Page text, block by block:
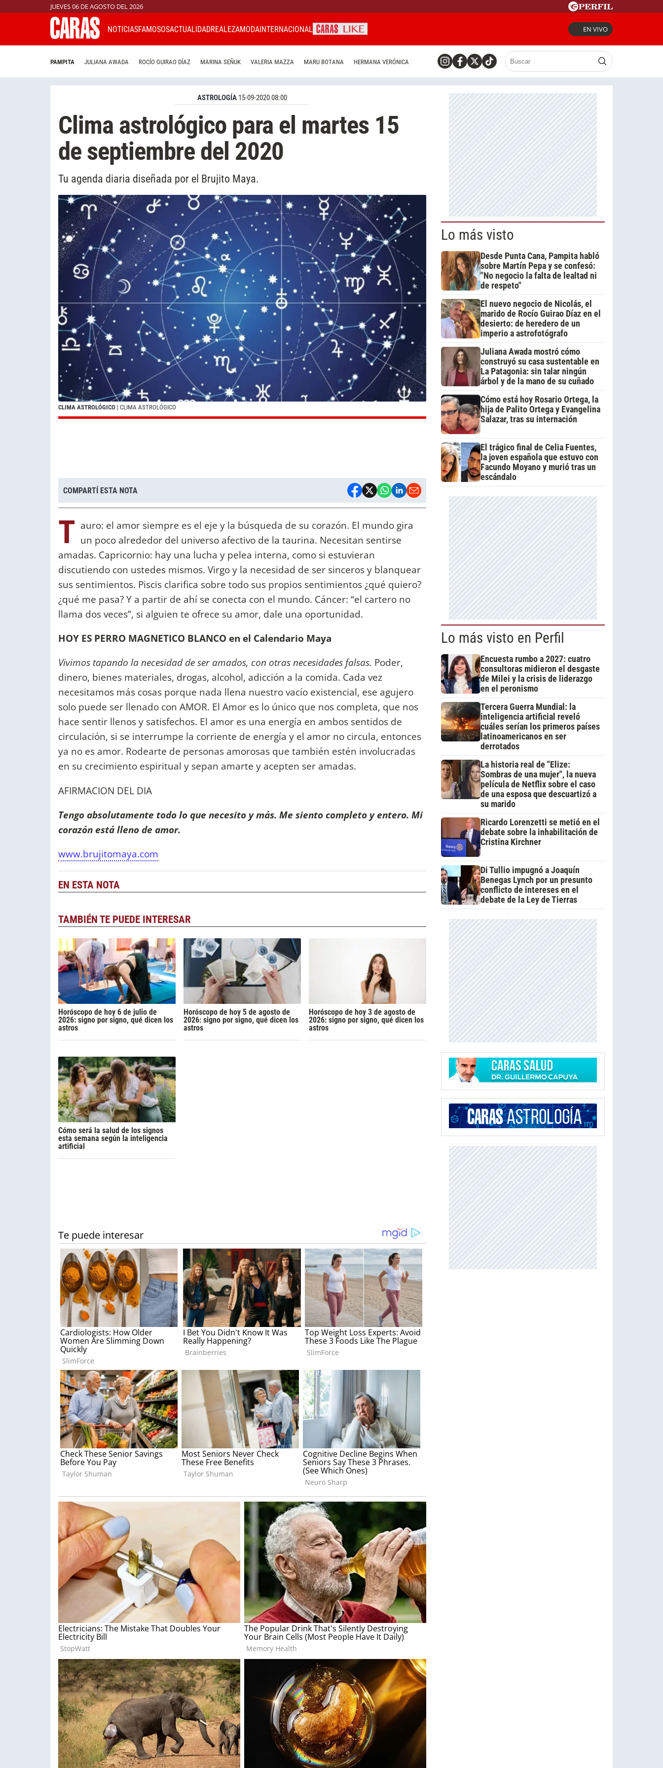
JUEVES 06 DE AGOSTO DEL 2026
NOTICIASFAMOSOSACTUALIDADREALEZAMODAINTERNACIONAL EN VIVO
PAMPITA JULIANA AWADA ROCÍO GUIRAO DÍAZ MARINA SEÑUK VALERIA MAZZA MARU BOTANA HERMANA VERÓNICA
ASTROLOGÍA 15-09-2020 08:00
Clima astrológico para el martes 15
de septiembre del 2020
Tu agenda diaria diseñada por el Brujito Maya.
CLIMA ASTROLÓGICO | CLIMA ASTROLÓGICO
COMPARTÍ ESTA NOTA
T auro: el amor siempre es el eje y la búsqueda de su corazón. El mundo gira
un poco alrededor del universo afectivo de la taurina. Necesitan sentirse
amadas. Capricornio: hay una lucha y pelea interna, como si estuvieran
discutiendo con ustedes mismos. Virgo y la necesidad de ser sinceros y blanquear
sus sentimientos. Piscis clarifica sobre todo sus propios sentimientos ¿qué quiero?
¿qué me pasa? Y a partir de ahí se conecta con el mundo. Cáncer: “el cartero no
llama dos veces”, si alguien te ofrece su amor, dale una oportunidad.
HOY ES PERRO MAGNETICO BLANCO en el Calendario Maya
Vivimos tapando la necesidad de ser amados, con otras necesidades falsas. Poder,
dinero, bienes materiales, drogas, alcohol, adicción a la comida. Cada vez
necesitamos más cosas porque nada llena nuestro vacío existencial, ese agujero
solo puede ser llenado con AMOR. El Amor es lo único que nos completa, que nos
hace sentir llenos y satisfechos. El amor es una energía en ambos sentidos de
circulación, si se interrumpe la corriente de energía y el amor no circula, entonces
ya no es amor. Rodearte de personas amorosas que también estén involucradas
en su crecimiento espiritual y sepan amarte y acepten ser amadas.
AFIRMACION DEL DIA
Tengo absolutamente todo lo que necesito y más. Me siento completo y entero. Mi
corazón está lleno de amor.
www.brujitomaya.com
EN ESTA NOTA
TAMBIÉN TE PUEDE INTERESAR
Horóscopo de hoy 6 de julio de
2026: signo por signo, qué dicen los
astros
Horóscopo de hoy 5 de agosto de
2026: signo por signo, qué dicen los
astros
Horóscopo de hoy 3 de agosto de
2026: signo por signo, qué dicen los
astros
Cómo será la salud de los signos
esta semana según la inteligencia
artificial
Lo más visto
Desde Punta Cana, Pampita habló
sobre Martín Pepa y se confesó:
"No negocio la falta de lealtad ni
de respeto"
El nuevo negocio de Nicolás, el
marido de Rocío Guirao Díaz en el
desierto: de heredero de un
imperio a astrofotógrafo
Juliana Awada mostró cómo
construyó su casa sustentable en
La Patagonia: sin talar ningún
árbol y de la mano de su cuñado
Cómo está hoy Rosario Ortega, la
hija de Palito Ortega y Evangelina
Salazar, tras su internación
El trágico final de Celia Fuentes,
la joven española que estuvo con
Facundo Moyano y murió tras un
escándalo
Lo más visto en Perfil
Encuesta rumbo a 2027: cuatro
consultoras midieron el desgaste
de Milei y la crisis de liderazgo
en el peronismo
Tercera Guerra Mundial: la
inteligencia artificial reveló
cuáles serían los primeros países
latinoamericanos en ser
derrotados
La historia real de "Elize:
Sombras de una mujer", la nueva
película de Netflix sobre el caso
de una esposa que descuartizó a
su marido
Ricardo Lorenzetti se metió en el
debate sobre la inhabilitación de
Cristina Kirchner
Di Tullio impugnó a Joaquín
Benegas Lynch por un presunto
conflicto de intereses en el
debate de la Ley de Tierras